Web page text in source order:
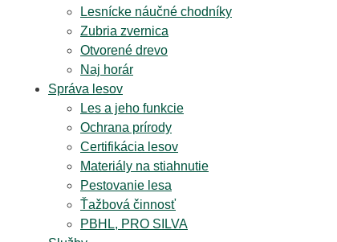
Lesnícke náučné chodníky
Zubria zvernica
Otvorené drevo
Naj horár
Správa lesov
Les a jeho funkcie
Ochrana prírody
Certifikácia lesov
Materiály na stiahnutie
Pestovanie lesa
Ťažbová činnosť
PBHL, PRO SILVA